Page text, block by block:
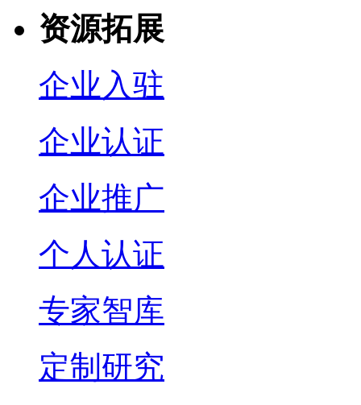
资源拓展
企业入驻
企业认证
企业推广
个人认证
专家智库
定制研究